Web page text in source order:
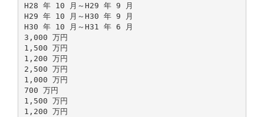
H28 年 10 月～H29 年 9 月
H29 年 10 月～H30 年 9 月
H30 年 10 月～H31 年 6 月
3,000 万円
1,500 万円
1,200 万円
2,500 万円
1,000 万円
700 万円
1,500 万円
1,200 万円